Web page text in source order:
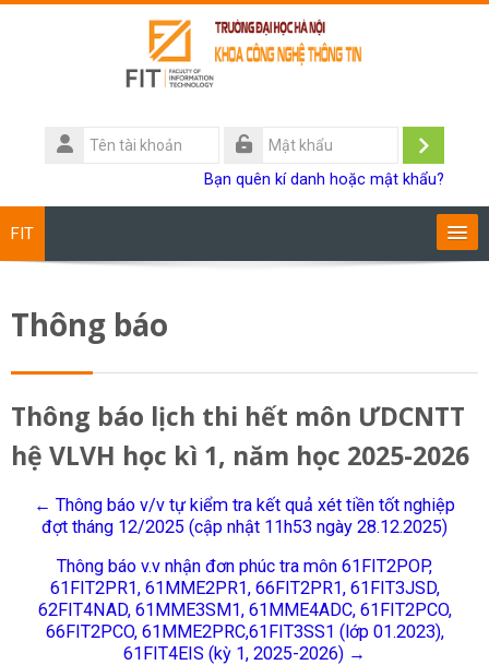
Tên
tài
Đăng
Bạn quên kí danh hoặc mật khẩu?
FIT
Giảng viên
Sinh viên
Research
Tiếng Việt
Tìm
kiếm
khoá
học
Thông báo
Thông báo lịch thi hết môn ƯDCNTT
hệ VLVH học kì 1, năm học 2025-2026
← Thông báo v/v tự kiểm tra kết quả xét tiền tốt nghiệp
đợt tháng 12/2025 (cập nhật 11h53 ngày 28.12.2025)
Thông báo v.v nhận đơn phúc tra môn 61FIT2POP,
61FIT2PR1, 61MME2PR1, 66FIT2PR1, 61FIT3JSD,
62FIT4NAD, 61MME3SM1, 61MME4ADC, 61FIT2PCO,
66FIT2PCO, 61MME2PRC,61FIT3SS1 (lớp 01.2023),
61FIT4EIS (kỳ 1, 2025-2026) →